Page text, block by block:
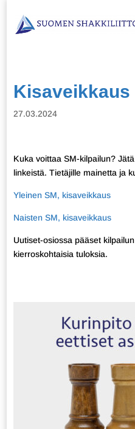
Kisaveikkaus
27.03.2024
Kuka voittaa SM-kilpailun?
linkeistä. Tietäjille mainetta ja
Yleinen SM, kisaveikkaus
Naisten SM, kisaveikkaus
Uutiset-osiossa pääset
kierroskohtaisia tuloksia.